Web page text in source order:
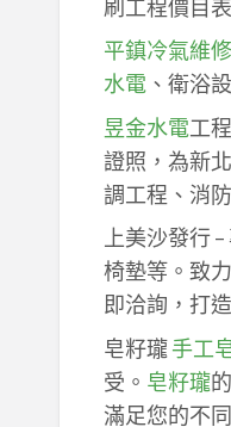
刷工程價目
平鎮冷氣維修
水電、衛浴
昱金水電工
證照，為新
調工程、消
上美沙發行 –
椅墊等。致
即洽詢，打
皂籽瓏手工
受。 皂籽瓏
滿足您的不